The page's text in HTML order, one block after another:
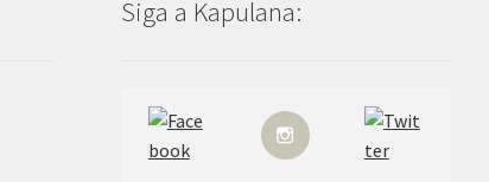
Siga a Kapulana: